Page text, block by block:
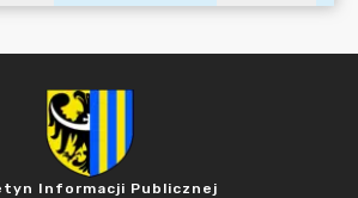
Informacji Publicznej